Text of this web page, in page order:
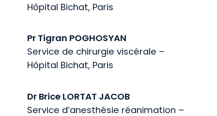
Hôpital Bichat, Paris
Pr Tigran POGHOSYAN
Service de chirurgie viscérale –
Hôpital Bichat, Paris
Dr Brice LORTAT JACOB
Service d’anesthésie réanimation –